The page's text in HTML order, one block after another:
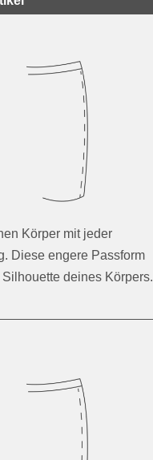
Körper mit jeder
Diese engere Passform
Silhouette deines Körpers.